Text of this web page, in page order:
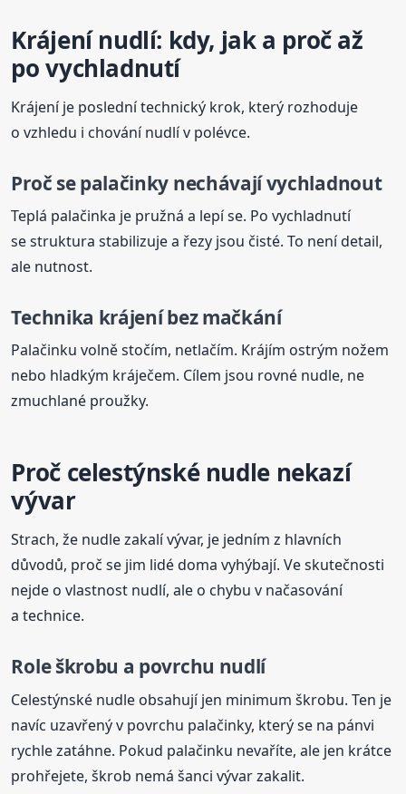
Krájení nudlí: kdy, jak a proč až
po vychladnutí
Krájení je poslední technický krok, který rozhoduje
o vzhledu i chování nudlí v polévce.
Proč se palačinky nechávají vychladnout
Teplá palačinka je pružná a lepí se. Po vychladnutí
se struktura stabilizuje a řezy jsou čisté. To není detail,
ale nutnost.
Technika krájení bez mačkání
Palačinku volně stočím, netlačím. Krájím ostrým nožem
nebo hladkým kráječem. Cílem jsou rovné nudle, ne
zmuchlané proužky.
Proč celestýnské nudle nekazí
vývar
Strach, že nudle zakalí vývar, je jedním z hlavních
důvodů, proč se jim lidé doma vyhýbají. Ve skutečnosti
nejde o vlastnost nudlí, ale o chybu v načasování
a technice.
Role škrobu a povrchu nudlí
Celestýnské nudle obsahují jen minimum škrobu. Ten je
navíc uzavřený v povrchu palačinky, který se na pánvi
rychle zatáhne. Pokud palačinku nevaříte, ale jen krátce
prohřejete, škrob nemá šanci vývar zakalit.